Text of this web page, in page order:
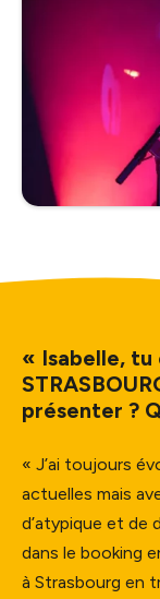
« Isabelle, tu
présenter ?
« J’ai toujours
actuelles mais
d’atypique et de
dans le booking
à Strasbourg en